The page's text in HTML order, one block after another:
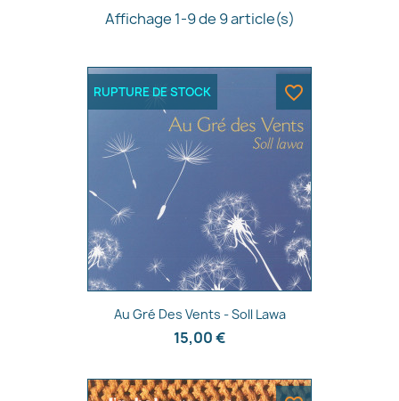
Affichage 1-9 de 9 article(s)
Aperçu rapide
Au Gré Des Vents - Soll Lawa
15,00 €
RUPTURE DE STOCK favorite_border